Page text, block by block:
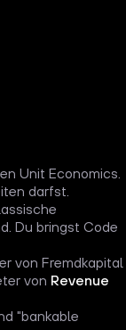
Unit Economics.
darfst.
Du bringst Code
von Fremdkapital
von Revenue
"bankable